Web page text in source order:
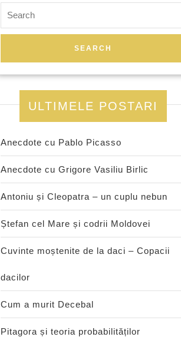
for:
ULTIMELE POSTARI
Anecdote cu Pablo Picasso
Anecdote cu Grigore Vasiliu Birlic
Antoniu și Cleopatra – un cuplu nebun
Ștefan cel Mare și codrii Moldovei
Cuvinte moștenite de la daci – Copacii
dacilor
Cum a murit Decebal
Pitagora și teoria probabilităților